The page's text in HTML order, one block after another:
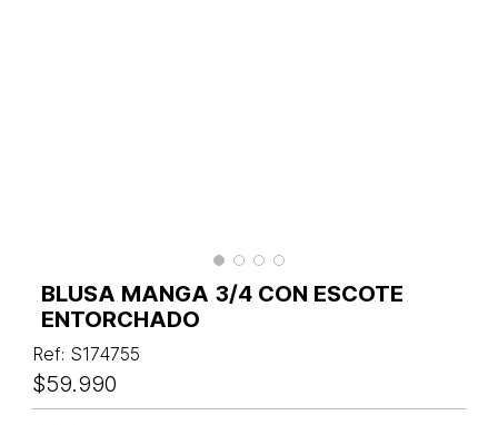
BLUSA MANGA 3/4 CON ESCOTE
ENTORCHADO
Ref: S174755
$59.990